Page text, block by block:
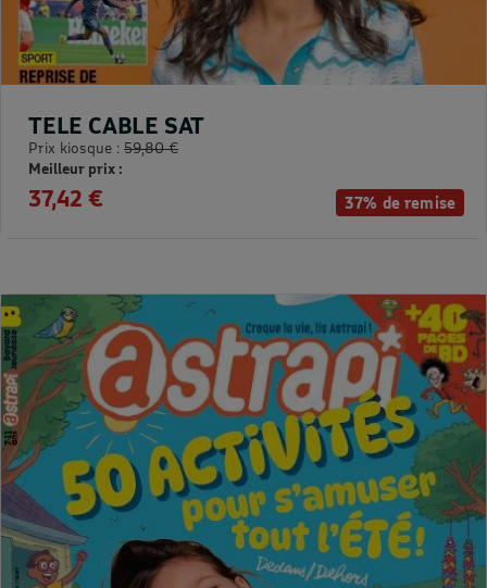
37% de remise
TELE CABLE SAT
Prix kiosque : 59,80 €
Meilleur prix :
37,42 €